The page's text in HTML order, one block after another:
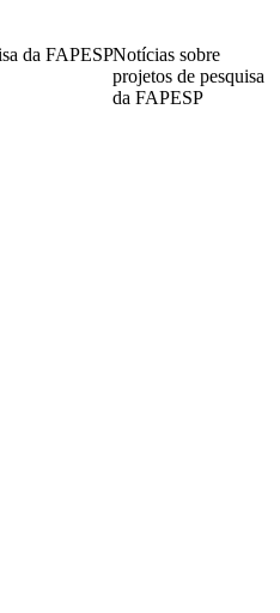
da FAPESPNotícias sobre
projetos de pesquisa
da FAPESP